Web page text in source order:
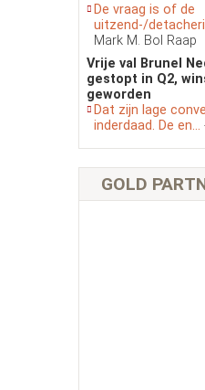
De vraag is of de
uitzend-/
Mark M. Bol Raap
Vrije val Brunel
gestopt in Q2,
geworden
Dat zijn lage
inderdaad. De en...
GOLD